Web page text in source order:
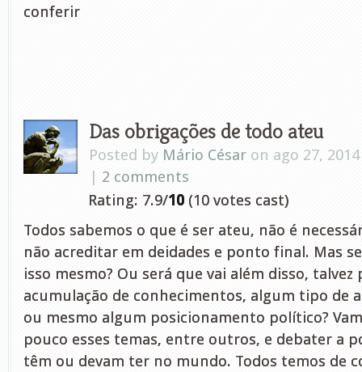
conferir
Das obrigações de todo ateu
Posted by Mário César on ago 27,
| 2 comments
Rating: 7.9/10 (10 votes cast)
Todos sabemos o que é ser ateu, não é
não acreditar em deidades e ponto final. Mas
isso mesmo? Ou será que vai além disso, talvez
acumulação de conhecimentos, algum tipo de
ou mesmo algum posicionamento político?
pouco esses temas, entre outros, e debater a
têm ou devam ter no mundo. Todos temos de